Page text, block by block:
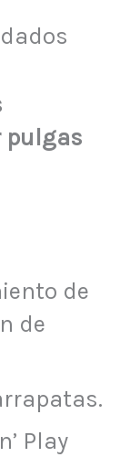
pulgas
de
de
Play